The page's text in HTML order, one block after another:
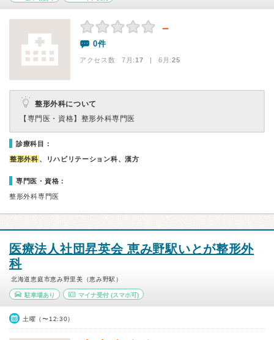
－
0件
アクセス数 7月:17 | 6月:25
整形外科について
【専門医・資格】 整形外科専門医
診療科目：
整形外科 、リハビリテーション科、漢方
専門医・資格：
整形外科専門医
医療法人社団昇英会 恵み野駅いとが整形外
科
北海道恵庭市恵み野里美（恵み野駅）
駐車場あり マイナ受付(スマホ可)
土曜（〜12:30）